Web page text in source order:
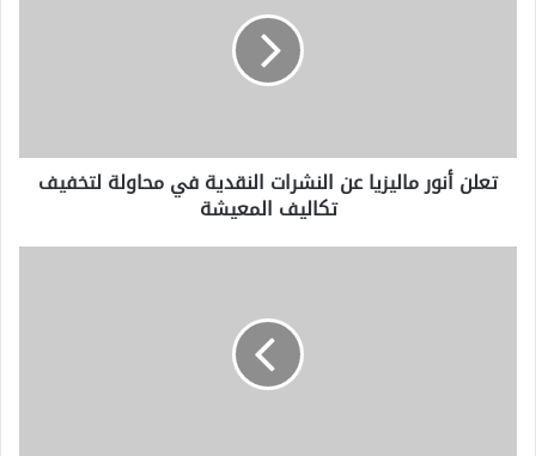
لتخفيف
تكاليف
تعلن أنور ماليزيا عن النشرات النقدية في محاولة لتخفيف
تكاليف المعيشة